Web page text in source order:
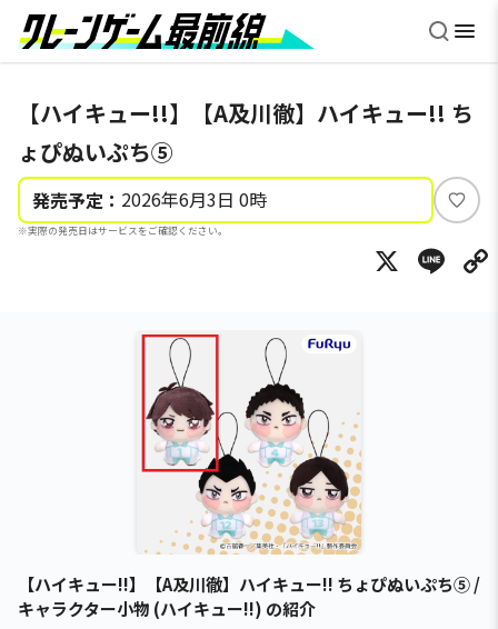
【ハイキュー!!】【A及川徹】ハイキュー!! ち
ょぴぬいぷち⑤
発売予定： 2026年6月3日 0時
※実際の発売日はサービスをご確認ください。
い
ね
X
【ハイキュー!!】【A及川徹】ハイキュー!! ちょぴぬいぷち⑤ /
キャラクター小物 (ハイキュー!!) の紹介